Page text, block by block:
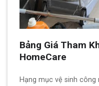
Bảng Giá Tham
HomeCare
Hạng mục vệ sinh công